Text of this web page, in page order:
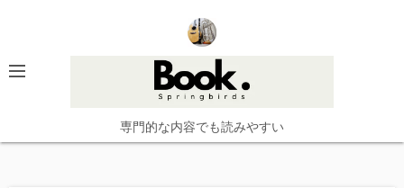
ン
専門的な内容でも読みやすい